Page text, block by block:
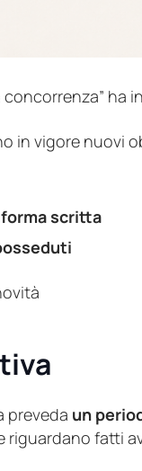
concorrenza” ha
in vigore nuovi
scritta
preveda un
riguardano fatti